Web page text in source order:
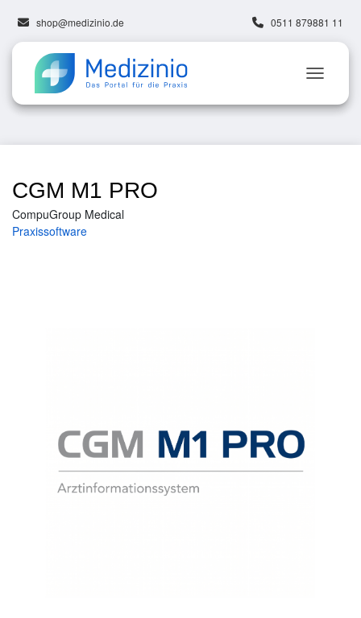
shop@medizinio.de 0511 879881 11
CGM M1 PRO
CompuGroup Medical
Praxissoftware